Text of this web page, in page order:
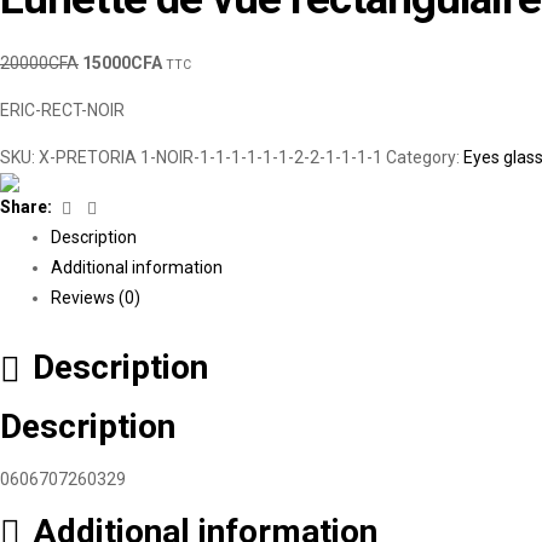
20000CFA 15000CFA TTC
ERIC-RECT-NOIR
SKU: X-PRETORIA 1-NOIR-1-1-1-1-1-1-2-2-1-1-1-1 Category: Eyes
Share: Facebook
Description
Additional information
Reviews (0)
Description
Description
0606707260329
Additional information